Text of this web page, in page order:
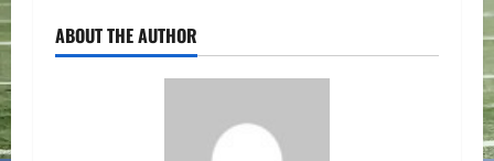
ABOUT THE AUTHOR